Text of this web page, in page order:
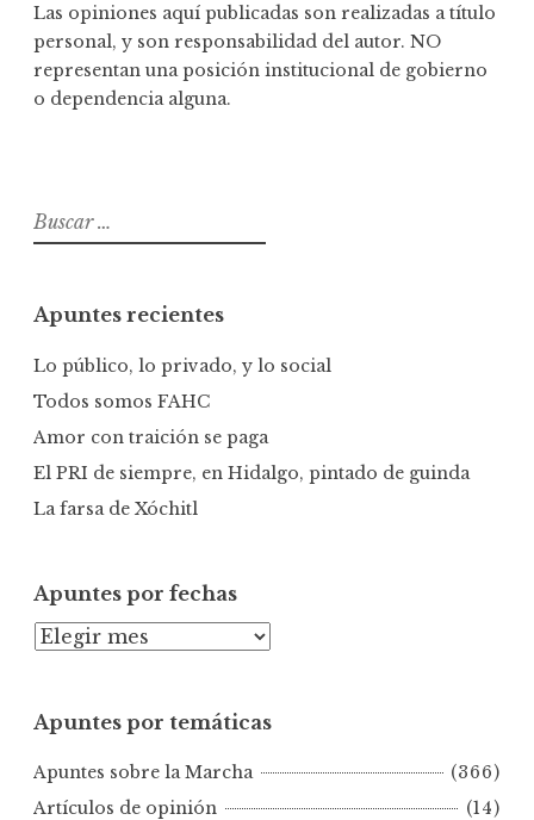
Las opiniones aquí publicadas son realizadas a título
personal, y son responsabilidad del autor. NO
representan una posición institucional de gobierno
o dependencia alguna.
B
u
r
Apuntes recientes
Lo público, lo privado, y lo social
Todos somos FAHC
Amor con traición se paga
El PRI de siempre, en Hidalgo, pintado de guinda
La farsa de Xóchitl
Apuntes por fechas
A
n
e
s
Apuntes por temáticas
Apuntes sobre la Marcha
(366)
Artículos de opinión
(14)